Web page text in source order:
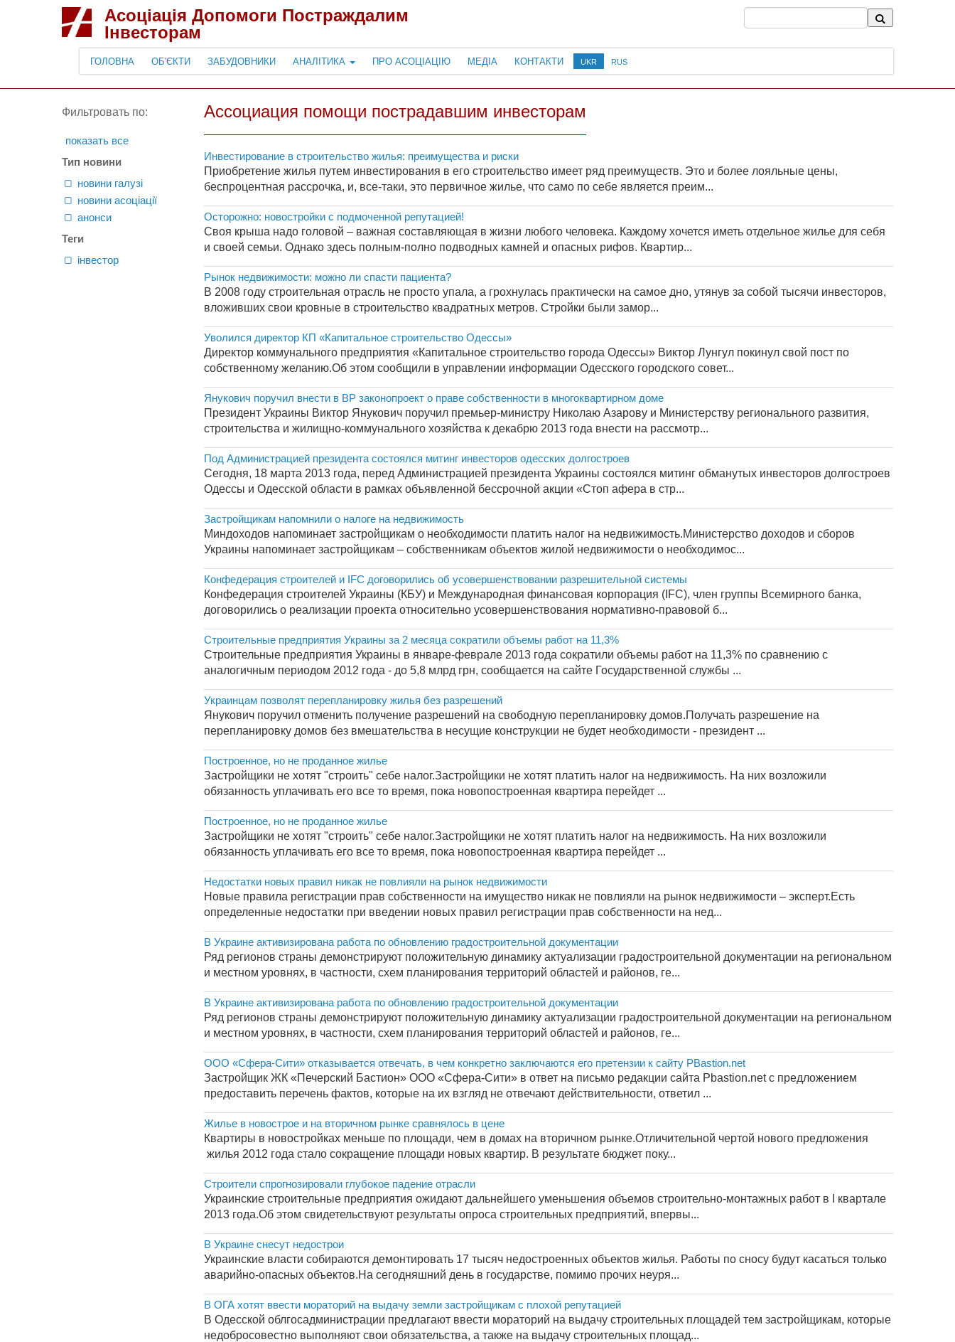
Асоціація Допомоги Постраждалим
Інвесторам
ГОЛОВНА ОБ'ЄКТИ ЗАБУДОВНИКИ АНАЛІТИКА ПРО АСОЦІАЦІЮ МЕДІА КОНТАКТИ UKR RUS
Фильтровать по:
показать все
Тип новини
новини галузі
новини асоціації
анонси
Теги
інвестор
Ассоциация помощи пострадавшим инвесторам
Инвестирование в строительство жилья: преимущества и риски
Приобретение жилья путем инвестирования в его строительство имеет ряд преимуществ. Это и более лояльные цены,
беспроцентная рассрочка, и, все-таки, это первичное жилье, что само по себе является преим...
Осторожно: новостройки с подмоченной репутацией!
Своя крыша надо головой – важная составляющая в жизни любого человека. Каждому хочется иметь отдельное жилье для себя
и своей семьи. Однако здесь полным-полно подводных камней и опасных рифов. Квартир...
Рынок недвижимости: можно ли спасти пациента?
В 2008 году строительная отрасль не просто упала, а грохнулась практически на самое дно, утянув за собой тысячи инвесторов,
вложивших свои кровные в строительство квадратных метров. Стройки были замор...
Уволился директор КП «Капитальное строительство Одессы»
Директор коммунального предприятия «Капитальное строительство города Одессы» Виктор Лунгул покинул свой пост по
собственному желанию.Об этом сообщили в управлении информации Одесского городского совет...
Янукович поручил внести в ВР законопроект о праве собственности в многоквартирном доме
Президент Украины Виктор Янукович поручил премьер-министру Николаю Азарову и Министерству регионального развития,
строительства и жилищно-коммунального хозяйства к декабрю 2013 года внести на рассмотр...
Под Администрацией президента состоялся митинг инвесторов одесских долгостроев
Сегодня, 18 марта 2013 года, перед Администрацией президента Украины состоялся митинг обманутых инвесторов долгостроев
Одессы и Одесской области в рамках объявленной бессрочной акции «Стоп афера в стр...
Застройщикам напомнили о налоге на недвижимость
Миндоходов напоминает застройщикам о необходимости платить налог на недвижимость.Министерство доходов и сборов
Украины напоминает застройщикам – собственникам объектов жилой недвижимости о необходимос...
Конфедерация строителей и IFC договорились об усовершенствовании разрешительной системы
Конфедерация строителей Украины (КБУ) и Международная финансовая корпорация (IFC), член группы Всемирного банка,
договорились о реализации проекта относительно усовершенствования нормативно-правовой б...
Строительные предприятия Украины за 2 месяца сократили объемы работ на 11,3%
Строительные предприятия Украины в январе-феврале 2013 года сократили объемы работ на 11,3% по сравнению с
аналогичным периодом 2012 года - до 5,8 млрд грн, сообщается на сайте Государственной службы ...
Украинцам позволят перепланировку жилья без разрешений
Янукович поручил отменить получение разрешений на свободную перепланировку домов.Получать разрешение на
перепланировку домов без вмешательства в несущие конструкции не будет необходимости - президент ...
Построенное, но не проданное жилье
Застройщики не хотят "строить" себе налог.Застройщики не хотят платить налог на недвижимость. На них возложили
обязанность уплачивать его все то время, пока новопостроенная квартира перейдет ...
Построенное, но не проданное жилье
Застройщики не хотят "строить" себе налог.Застройщики не хотят платить налог на недвижимость. На них возложили
обязанность уплачивать его все то время, пока новопостроенная квартира перейдет ...
Недостатки новых правил никак не повлияли на рынок недвижимости
Новые правила регистрации прав собственности на имущество никак не повлияли на рынок недвижимости – эксперт.Есть
определенные недостатки при введении новых правил регистрации прав собственности на нед...
В Украине активизирована работа по обновлению градостроительной документации
Ряд регионов страны демонстрируют положительную динамику актуализации градостроительной документации на региональном
и местном уровнях, в частности, схем планирования территорий областей и районов, ге...
В Украине активизирована работа по обновлению градостроительной документации
Ряд регионов страны демонстрируют положительную динамику актуализации градостроительной документации на региональном
и местном уровнях, в частности, схем планирования территорий областей и районов, ге...
ООО «Сфера-Сити» отказывается отвечать, в чем конкретно заключаются его претензии к сайту PBastion.net
Застройщик ЖК «Печерский Бастион» ООО «Сфера-Сити» в ответ на письмо редакции сайта Pbastion.net с предложением
предоставить перечень фактов, которые на их взгляд не отвечают действительности, ответил ...
Жилье в новострое и на вторичном рынке сравнялось в цене
Квартиры в новостройках меньше по площади, чем в домах на вторичном рынке.Отличительной чертой нового предложения
жилья 2012 года стало сокращение площади новых квартир. В результате бюджет поку...
Строители спрогнозировали глубокое падение отрасли
Украинские строительные предприятия ожидают дальнейшего уменьшения объемов строительно-монтажных работ в I квартале
2013 года.Об этом свидетельствуют результаты опроса строительных предприятий, впервы...
В Украине снесут недострои
Украинские власти собираются демонтировать 17 тысяч недостроенных объектов жилья. Работы по сносу будут касаться только
аварийно-опасных объектов.На сегодняшний день в государстве, помимо прочих неуря...
В ОГА хотят ввести мораторий на выдачу земли застройщикам с плохой репутацией
В Одесской облгосадминистрации предлагают ввести мораторий на выдачу строительных площадей тем застройщикам, которые
недобросовестно выполняют свои обязательства, а также на выдачу строительных площад...